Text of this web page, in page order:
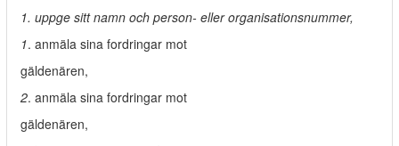
1. uppge sitt namn och person- eller organisationsnummer,
1. anmäla sina fordringar mot
gäldenären,
2. anmäla sina fordringar mot
gäldenären,